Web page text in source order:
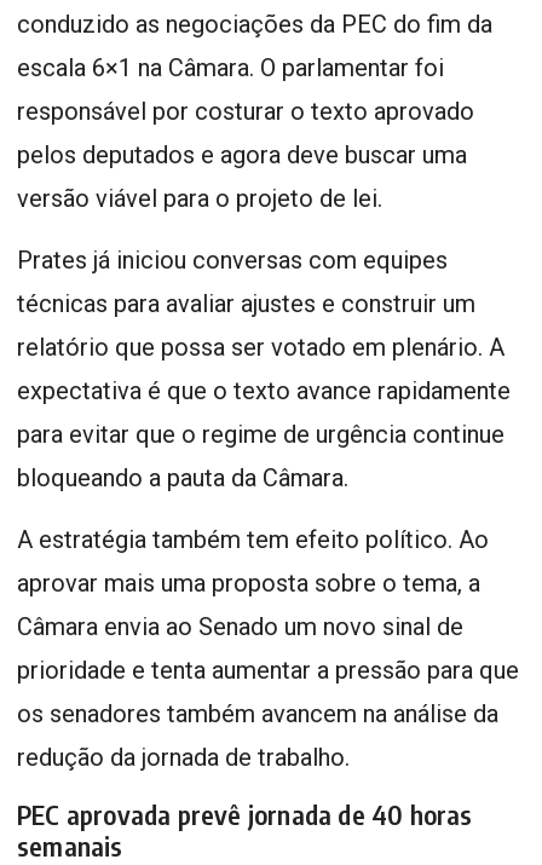
conduzido as negociações da PEC do fim da
escala 6×1 na Câmara. O parlamentar foi
responsável por costurar o texto aprovado
pelos deputados e agora deve buscar uma
versão viável para o projeto de lei.
Prates já iniciou conversas com equipes
técnicas para avaliar ajustes e construir um
relatório que possa ser votado em plenário. A
expectativa é que o texto avance rapidamente
para evitar que o regime de urgência continue
bloqueando a pauta da Câmara.
A estratégia também tem efeito político. Ao
aprovar mais uma proposta sobre o tema, a
Câmara envia ao Senado um novo sinal de
prioridade e tenta aumentar a pressão para que
os senadores também avancem na análise da
redução da jornada de trabalho.
PEC aprovada prevê jornada de 40 horas
semanais